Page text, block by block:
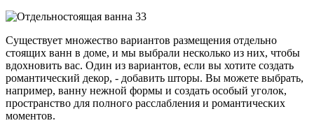
Существует множество вариантов размещения отдельно
стоящих ванн в доме, и мы выбрали несколько из них, чтобы
вдохновить вас. Один из вариантов, если вы хотите создать
романтический декор, - добавить шторы. Вы можете выбрать,
например, ванну нежной формы и создать особый уголок,
пространство для полного расслабления и романтических
моментов.